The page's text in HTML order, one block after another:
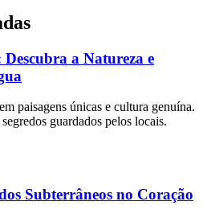
a Natureza e
paisagens únicas e cultura genuína.
guardados pelos locais.
Subterrâneos no Coração